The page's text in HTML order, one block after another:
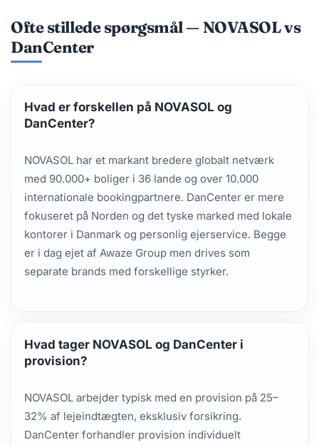
Ofte stillede spørgsmål — NOVASOL vs
DanCenter
Hvad er forskellen på NOVASOL og
DanCenter?
NOVASOL har et markant bredere globalt netværk
med 90.000+ boliger i 36 lande og over 10.000
internationale bookingpartnere. DanCenter er mere
fokuseret på Norden og det tyske marked med lokale
kontorer i Danmark og personlig ejerservice. Begge
er i dag ejet af Awaze Group men drives som
separate brands med forskellige styrker.
Hvad tager NOVASOL og DanCenter i
provision?
NOVASOL arbejder typisk med en provision på 25–
32% af lejeindtægten, eksklusiv forsikring.
DanCenter forhandler provision individuelt